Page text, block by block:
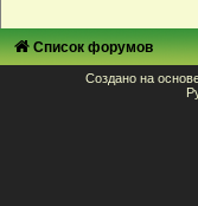
Список форумов
Создано на